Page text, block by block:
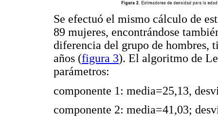
Se efectuó el mismo cálculo de
89 mujeres, encontrándose
diferencia del grupo de hombres,
años (figura 3). El algoritmo de
parámetros:
componente 1: media=25,13,
componente 2: media=41,03;